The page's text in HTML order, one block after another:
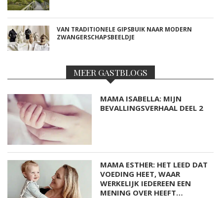
VAN TRADITIONELE GIPSBUIK NAAR MODERN
ZWANGERSCHAPSBEELDJE
MEER GASTBLOGS
MAMA ISABELLA: MIJN
BEVALLINGSVERHAAL DEEL 2
MAMA ESTHER: HET LEED DAT
VOEDING HEET, WAAR
WERKELIJK IEDEREEN EEN
MENING OVER HEEFT…